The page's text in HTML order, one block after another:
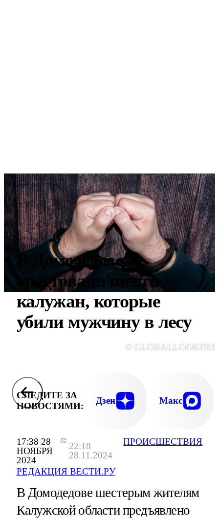
17:38 28
НОЯБРЯ
2024
22:18
28.11.2024
РЕДАКЦИЯ ВЕСТИ.РУ
ПРОИСШЕСТВИЯ
В Домодедове
арестовали шесть
калужан, которые
убили мужчину в лесу
©
СЛЕДИТЕ ЗА
НОВОСТЯМИ:
Дзен Макс
В Домодедове шестерым жителям
Калужской области предъявлено